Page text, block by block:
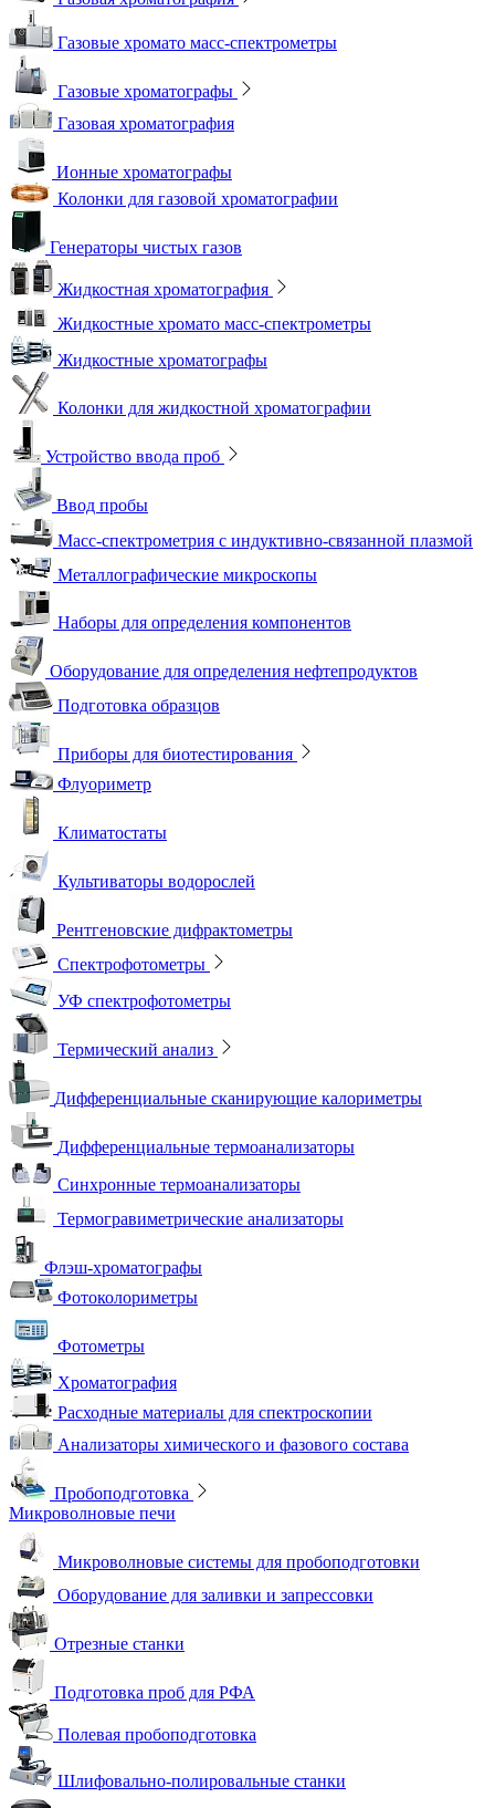
Газовые хромато масс-спектрометры
Газовые хроматографы
Газовая хроматография
Ионные хроматографы
Колонки для газовой хроматографии
Генераторы чистых газов
Жидкостная хроматография
Жидкостные хромато масс-спектрометры
Жидкостные хроматографы
Колонки для жидкостной хроматографии
Устройство ввода проб
Ввод пробы
Масс-спектрометрия с индуктивно-связанной плазмой
Металлографические микроскопы
Наборы для определения компонентов
Оборудование для определения нефтепродуктов
Подготовка образцов
Приборы для биотестирования
Флуориметр
Климатостаты
Культиваторы водорослей
Рентгеновские дифрактометры
Спектрофотометры
УФ спектрофотометры
Термический анализ
Дифференциальные сканирующие калориметры
Дифференциальные термоанализаторы
Синхронные термоанализаторы
Термогравиметрические анализаторы
Флэш-хроматографы
Фотоколориметры
Фотометры
Хроматография
Расходные материалы для спектроскопии
Анализаторы химического и фазового состава
Пробоподготовка
Микроволновые печи
Микроволновые системы для пробоподготовки
Оборудование для заливки и запрессовки
Отрезные станки
Подготовка проб для РФА
Полевая пробоподготовка
Шлифовально-полировальные станки